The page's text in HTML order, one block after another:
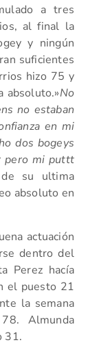
a tres
al final la
y ningún
suficientes
hizo 75 y
absoluto.»No
no estaban
en mi
dos bogeys
pero mi puttt
su ultima
absoluto en
actuación
dentro del
Perez hacía
el puesto 21
la semana
Almunda
31.